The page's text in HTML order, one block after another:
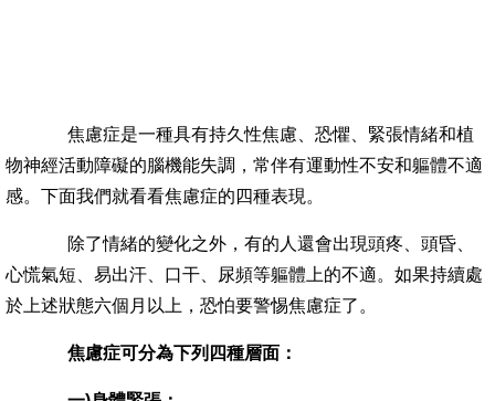
焦慮症是一種具有持久性焦慮、恐懼、緊張情緒和植
物神經活動障礙的腦機能失調，常伴有運動性不安和軀體不適
感。下面我們就看看焦慮症的四種表現。
除了情緒的變化之外，有的人還會出現頭疼、頭昏、
心慌氣短、易出汗、口干、尿頻等軀體上的不適。如果持續處
於上述狀態六個月以上，恐怕要警惕焦慮症了。
焦慮症可分為下列四種層面：